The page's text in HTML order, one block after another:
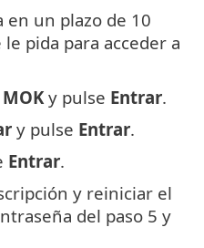
en un plazo de 10
pida para acceder a
y pulse Entrar.
y pulse Entrar.
Entrar.
y reiniciar el
del paso 5 y